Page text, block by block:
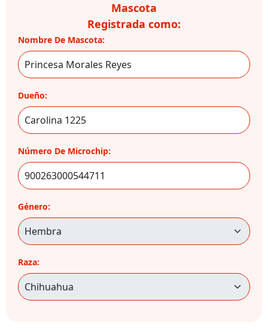
Mascota
Registrada como:
Nombre De Mascota:
Dueño:
Número De Microchip:
Género:
Raza: